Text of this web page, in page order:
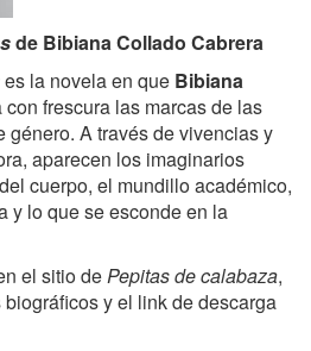
de Bibiana Collado Cabrera
es la novela en que Bibiana
con frescura las marcas de las
género. A través de vivencias y
aparecen los imaginarios
cuerpo, el mundillo académico,
y lo que se esconde en la
el sitio dePepitas de calabaza,
y el link de descarga